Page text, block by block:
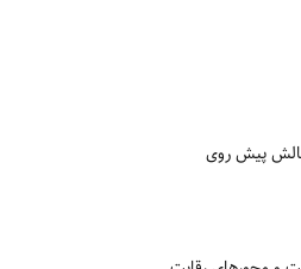
پیش روی